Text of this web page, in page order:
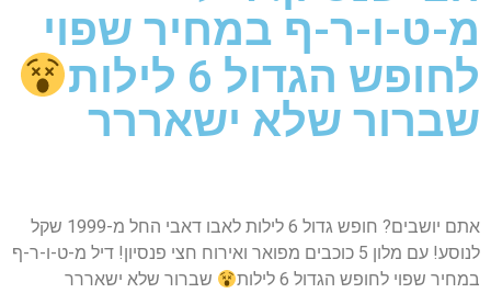
מ-ט-ו-ר-ף במחיר שפוי
לחופש הגדול 6 לילות
שברור שלא ישאררר
אתם יושבים? חופש גדול 6 לילות לאבו דאבי החל מ-1999 שקל
לנוסע! עם מלון 5 כוכבים מפואר ואירוח חצי פנסיון! דיל מ-ט-ו-ר-ף
במחיר שפוי לחופש הגדול 6 לילות
שברור שלא ישאררר